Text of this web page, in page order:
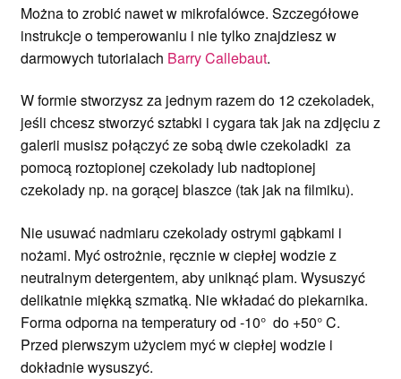
Można to zrobić nawet w mikrofalówce. Szczegółowe
instrukcje o temperowaniu i nie tylko znajdziesz w
darmowych tutorialach Barry Callebaut.
W formie stworzysz za jednym razem do 12 czekoladek,
jeśli chcesz stworzyć sztabki i cygara tak jak na zdjęciu z
galerii musisz połączyć ze sobą dwie czekoladki za
pomocą roztopionej czekolady lub nadtopionej
czekolady np. na gorącej blaszce (tak jak na filmiku).
Nie usuwać nadmiaru czekolady ostrymi gąbkami i
nożami. Myć ostrożnie, ręcznie w ciepłej wodzie z
neutralnym detergentem, aby uniknąć plam. Wysuszyć
delikatnie miękką szmatką. Nie wkładać do piekarnika.
Forma odporna na temperatury od -10° do +50° C.
Przed pierwszym użyciem myć w ciepłej wodzie i
dokładnie wysuszyć.